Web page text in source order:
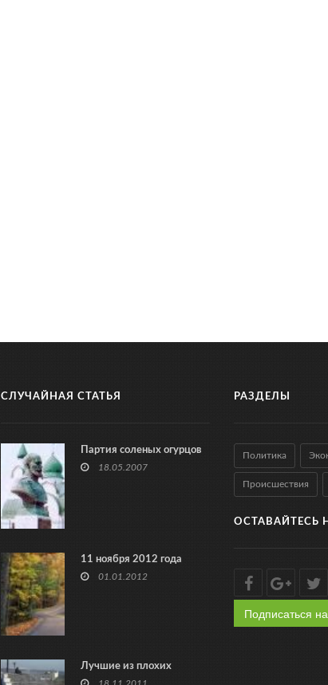
СЛУЧАЙНАЯ СТАТЬЯ
Партия соленых огурцов
18.05.2007
11 ноября 2012 года
01.01.2012
Лучшие из плохих
РАЗДЕЛЫ
Политика
Происшествия
ОСТАВАЙТЕСЬ
Подписаться